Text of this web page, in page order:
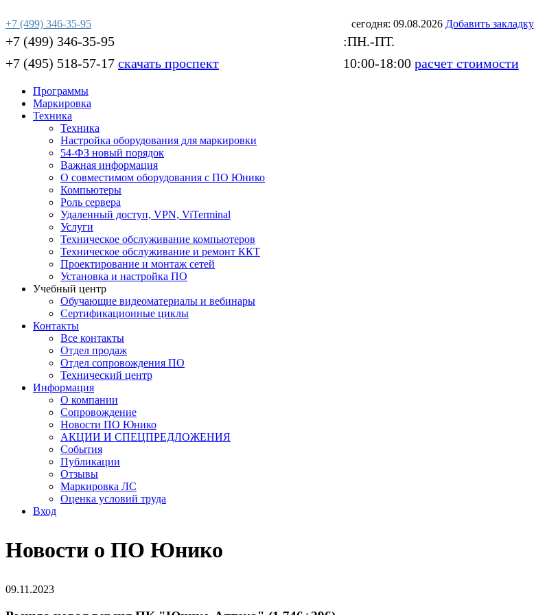
сегодня: 09.08.2026 Добавить закладку
+7 (499) 346-35-95
+7 (499) 346-35-95
+7 (495) 518-57-17 скачать проспект
:ПН.-ПТ.
10:00-18:00 расчет стоимости
Программы
Маркировка
Техника
Техника
Настройка оборудования для маркировки
54-ФЗ новый порядок
Важная информация
О совместимом оборудования с ПО Юнико
Компьютеры
Роль сервера
Удаленный доступ, VPN, ViTerminal
Услуги
Техническое обслуживание компьютеров
Техническое обслуживание и ремонт ККТ
Проектирование и монтаж сетей
Установка и настройка ПО
Учебный центр
Обучающие видеоматериалы и вебинары
Сертификационные циклы
Контакты
Все контакты
Отдел продаж
Отдел сопровождения ПО
Технический центр
Информация
О компании
Сопровождение
Новости ПО Юнико
АКЦИИ И СПЕЦПРЕДЛОЖЕНИЯ
События
Публикации
Отзывы
Маркировка ЛС
Оценка условий труда
Вход
Новости о ПО Юнико
09.11.2023